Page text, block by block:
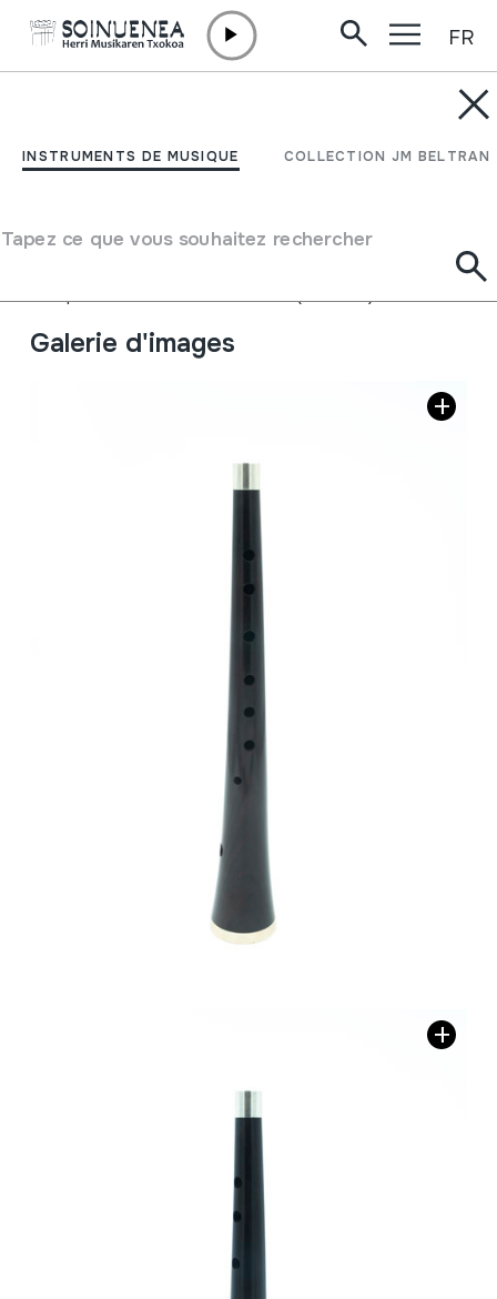
INSTRUMENTS DE MUSIQUE COLLECTION JM BELTRAN
Tapez ce que vous souhaitez rechercher
FR
DULTZAINA; DULZAINA;
Auteur
Gancedo, Jose Mari
Aérophones->Anches->Double (hautbois)
Galerie d'images